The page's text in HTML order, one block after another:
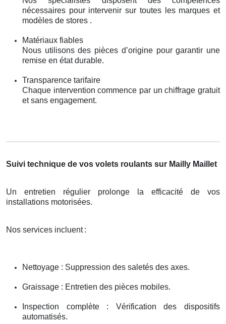
nécessaires pour intervenir sur toutes les marques et
modèles de stores .
Matériaux fiables
Nous utilisons des pièces d’origine pour garantir une
remise en état durable.
Transparence tarifaire
Chaque intervention commence par un chiffrage gratuit
et sans engagement.
Suivi technique de vos volets roulants sur Mailly Maillet
Un entretien régulier prolonge la efficacité de vos
installations motorisées.
Nos services incluent :
Nettoyage : Suppression des saletés des axes.
Graissage : Entretien des pièces mobiles.
Inspection complète : Vérification des dispositifs
automatisés.